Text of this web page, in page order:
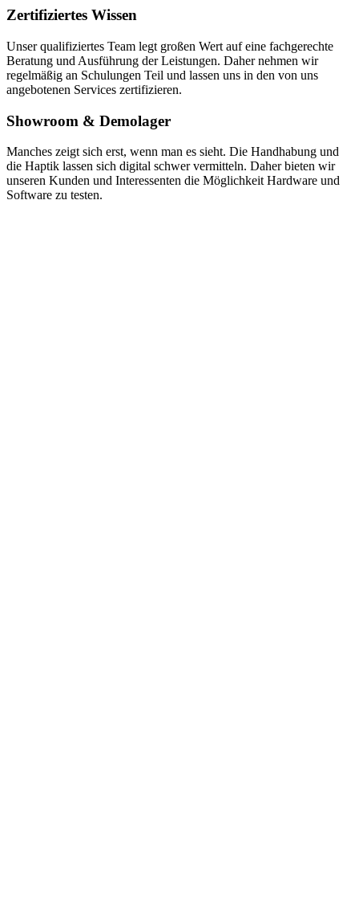
Zertifiziertes Wissen
Unser qualifiziertes Team legt großen Wert auf eine fachgerechte
Beratung und Ausführung der Leistungen. Daher nehmen wir
regelmäßig an Schulungen Teil und lassen uns in den von uns
angebotenen Services zertifizieren.
Showroom & Demolager
Manches zeigt sich erst, wenn man es sieht. Die Handhabung und
die Haptik lassen sich digital schwer vermitteln. Daher bieten wir
unseren Kunden und Interessenten die Möglichkeit Hardware und
Software zu testen.